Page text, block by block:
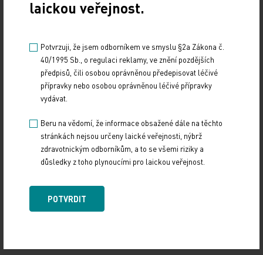
Národní ústav duševního zdraví (NUDZ) připravil kurs
pro rodiče dětí s úzkostmi. Účast nabízí zdarma ve 14
Vláda schválila Národní kardiovaskulární plán
12. 12. 2024
Vláda na svém zasedání ve středu 11. prosince schválila
důležitý dokument, Národní kardiovaskulární plán. Ten
definuje potřebné změny v oblasti…
PŘIHLASTE SE K ODBĚRU NOVINEK.
Udržujte si přehled
laickou veřejnost.
Potvrzuji, že jsem odborníkem ve smyslu §2a Zákona č.
40/1995 Sb., o regulaci reklamy, ve znění pozdějších
předpisů, čili osobou oprávněnou předepisovat léčivé
přípravky nebo osobou oprávněnou léčivé přípravky
vydávat.
Beru na vědomí, že informace obsažené dále na těchto
stránkách nejsou určeny laické veřejnosti, nýbrž
zdravotnickým odborníkům, a to se všemi riziky a
důsledky z toho plynoucími pro laickou veřejnost.
POTVRDIT